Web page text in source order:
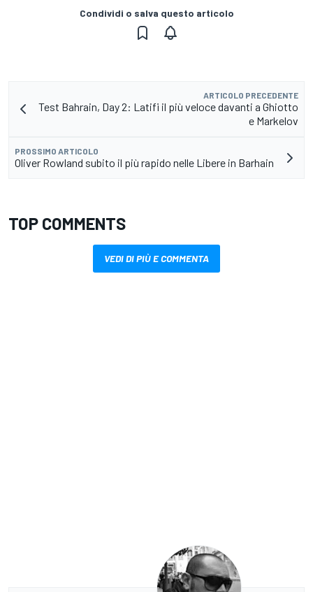
Condividi o salva questo articolo
ARTICOLO PRECEDENTE
Test Bahrain, Day 2: Latifi il più veloce davanti a Ghiotto
e Markelov
PROSSIMO ARTICOLO
Oliver Rowland subito il più rapido nelle Libere in Barhain
TOP COMMENTS
VEDI DI PIÙ E COMMENTA